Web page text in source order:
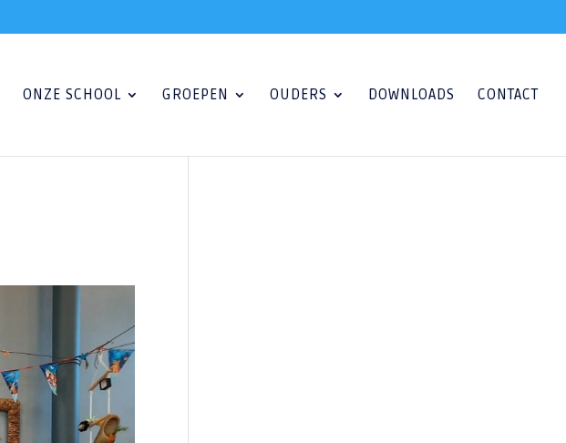
ONZE SCHOOL GROEPEN OUDERS DOWNLOADS CONTACT